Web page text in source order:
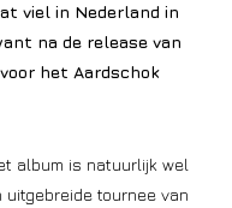
viel in Nederland in
na de release van
het Aardschok
album is natuurlijk wel
tournee van